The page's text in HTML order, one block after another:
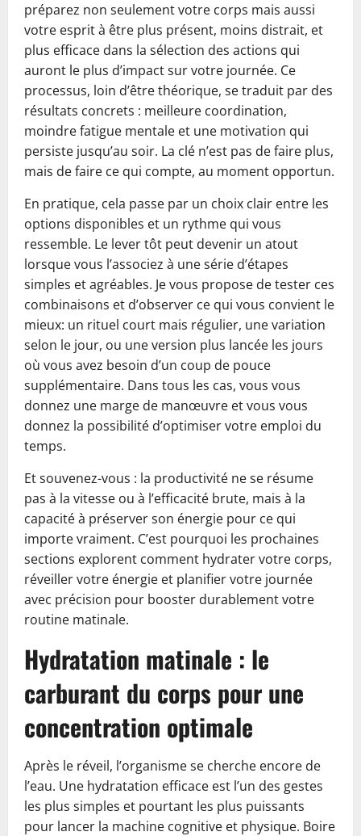
préparez non seulement votre corps mais aussi
votre esprit à être plus présent, moins distrait, et
plus efficace dans la sélection des actions qui
auront le plus d’impact sur votre journée. Ce
processus, loin d’être théorique, se traduit par des
résultats concrets : meilleure coordination,
moindre fatigue mentale et une motivation qui
persiste jusqu’au soir. La clé n’est pas de faire plus,
mais de faire ce qui compte, au moment opportun.
En pratique, cela passe par un choix clair entre les
options disponibles et un rythme qui vous
ressemble. Le lever tôt peut devenir un atout
lorsque vous l’associez à une série d’étapes
simples et agréables. Je vous propose de tester ces
combinaisons et d’observer ce qui vous convient le
mieux: un rituel court mais régulier, une variation
selon le jour, ou une version plus lancée les jours
où vous avez besoin d’un coup de pouce
supplémentaire. Dans tous les cas, vous vous
donnez une marge de manœuvre et vous vous
donnez la possibilité d’optimiser votre emploi du
temps.
Et souvenez-vous : la productivité ne se résume
pas à la vitesse ou à l’efficacité brute, mais à la
capacité à préserver son énergie pour ce qui
importe vraiment. C’est pourquoi les prochaines
sections explorent comment hydrater votre corps,
réveiller votre énergie et planifier votre journée
avec précision pour booster durablement votre
routine matinale.
Hydratation matinale : le
carburant du corps pour une
concentration optimale
Après le réveil, l’organisme se cherche encore de
l’eau. Une hydratation efficace est l’un des gestes
les plus simples et pourtant les plus puissants
pour lancer la machine cognitive et physique. Boire